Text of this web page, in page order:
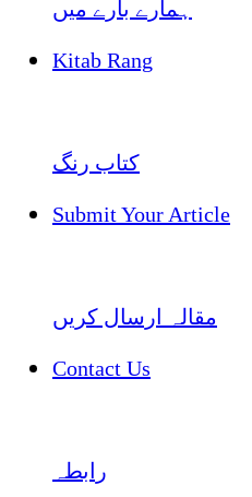
ہمارے بارے میں
Kitab Rang
کتاب رنگ
Submit Your Article
مقالہ ارسال کریں
Contact Us
رابطہ